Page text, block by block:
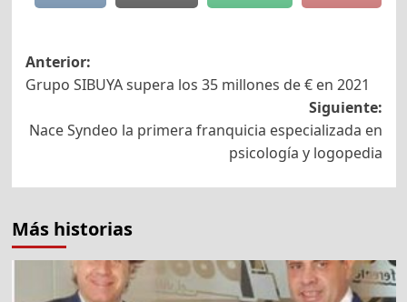
Navegación
de
entradas
Anterior:
Grupo SIBUYA supera los 35 millones de € en 2021
Siguiente:
Nace Syndeo la primera franquicia especializada en
psicología y logopedia
Más historias